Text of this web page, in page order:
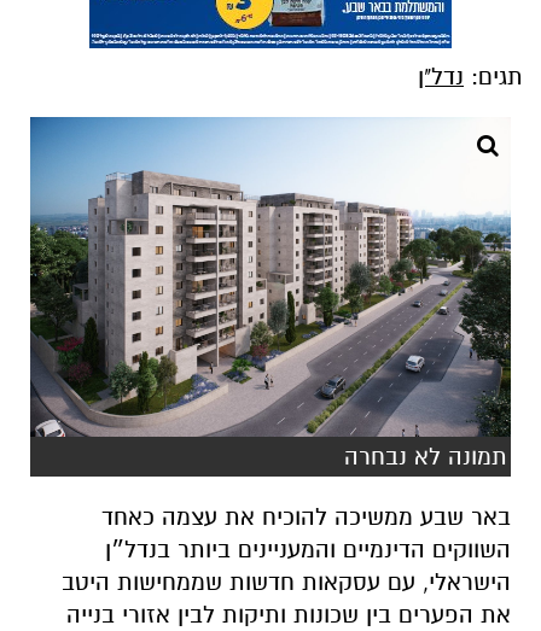
תגים: נדל"ן
תמונה לא נבחרה
באר שבע ממשיכה להוכיח את עצמה כאחד
השווקים הדינמיים והמעניינים ביותר בנדל״ן
הישראלי, עם עסקאות חדשות שממחישות היטב
את הפערים בין שכונות ותיקות לבין אזורי בנייה